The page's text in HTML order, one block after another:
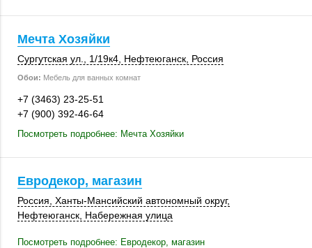
Мечта Хозяйки
Сургутская ул. 1/19к4 Нефтеюганск Россия
Обои: Мебель для ванных комнат
+7 (3463) 23-25-51
+7 (900) 392-46-64
Посмотреть подробнее: Мечта Хозяйки
Евродекор, магазин
Россия , Ханты-Мансийский автономный округ,
Нефтеюганск Набережная улица
Посмотреть подробнее: Евродекор, магазин